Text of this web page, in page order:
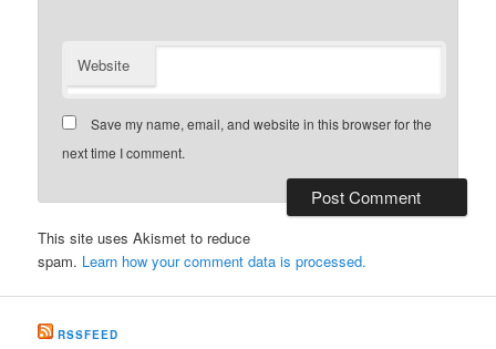
Website
Save my name, email, and website in this browser for the
next time I comment.
This site uses Akismet to reduce
spam. Learn how your comment data is processed.
RSSFEED